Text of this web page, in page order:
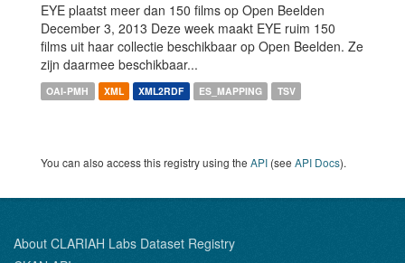
EYE plaatst meer dan 150 films op Open Beelden
December 3, 2013 Deze week maakt EYE ruim 150
films uit haar collectie beschikbaar op Open Beelden. Ze
zijn daarmee beschikbaar...
OAI-PMH XML XML2RDF ES_MAPPING TSV
You can also access this registry using the API (see API Docs).
About CLARIAH Labs Dataset Registry